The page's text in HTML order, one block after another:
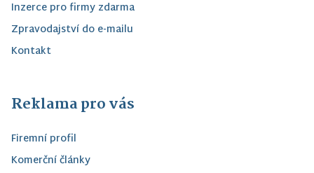
Inzerce pro firmy zdarma
Zpravodajství do e-mailu
Kontakt
Reklama pro vás
Firemní profil
Komerční články